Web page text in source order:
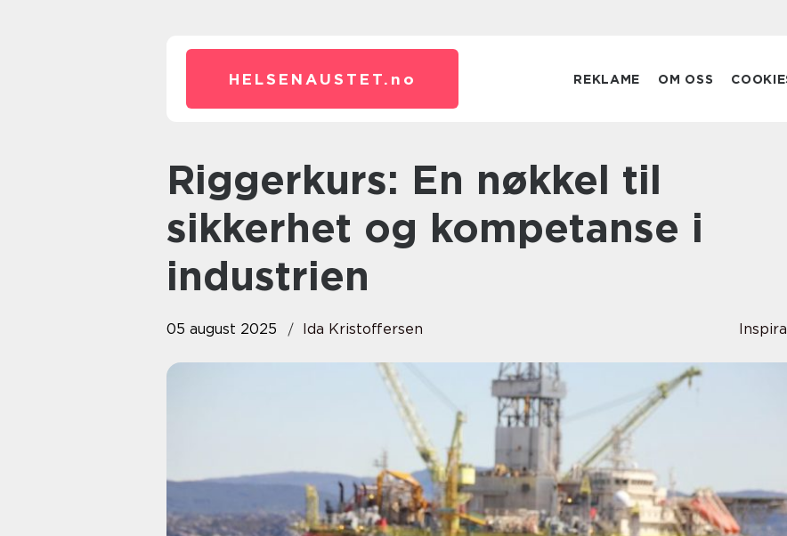
HELSENAUSTET. no REKLAME OM OSS
Riggerkurs: En nøkkel til
sikkerhet og kompetanse i
industrien
05 august 2025 Ida Kristoffersen